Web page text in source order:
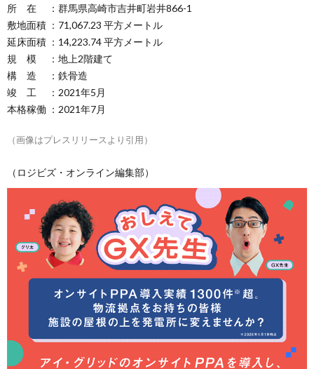
所 在 ：群馬県高崎市吉井町岩井866-1
敷地面積 ：71,067.23 平方メートル
延床面積 ：14,223.74 平方メートル
規 模 ：地上2階建て
構 造 ：鉄骨造
竣 工 ：2021年5月
本格稼働 ：2021年7月
（画像はプレスリリースより引用）
（ロジビズ・オンライン編集部）